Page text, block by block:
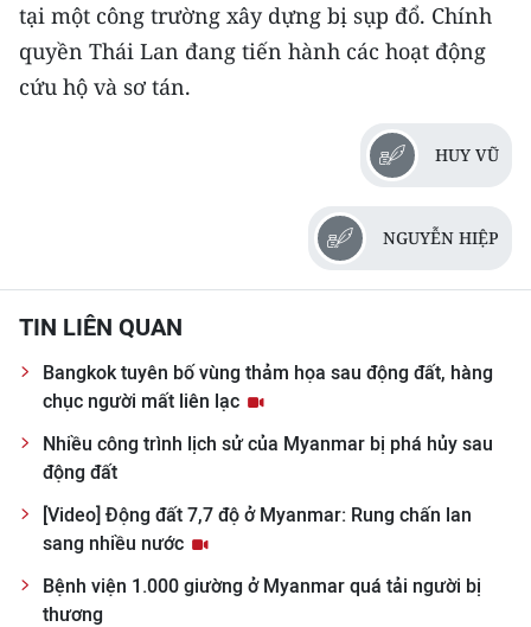
Đồng bằng sông Cửu Long
Chuyên trang Hà Nội
THỜI NAY
NHÂN DÂN HẰNG THÁNG
MUA BÁO
ĐỌC BÁO IN
tại một công trường xây dựng bị sụp đổ. Chính
quyền Thái Lan đang tiến hành các hoạt động
cứu hộ và sơ tán.
HUY VŨ
NGUYỄN HIỆP
TIN LIÊN QUAN
Bangkok tuyên bố vùng thảm họa sau động đất, hàng
chục người mất liên lạc
Nhiều công trình lịch sử của Myanmar bị phá hủy sau
động đất
[Video] Động đất 7,7 độ ở Myanmar: Rung chấn lan
sang nhiều nước
Bệnh viện 1.000 giường ở Myanmar quá tải người bị
thương